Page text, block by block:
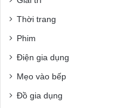
Thời trang
Phim
Điện gia dụng
Mẹo vào bếp
Đồ gia dụng